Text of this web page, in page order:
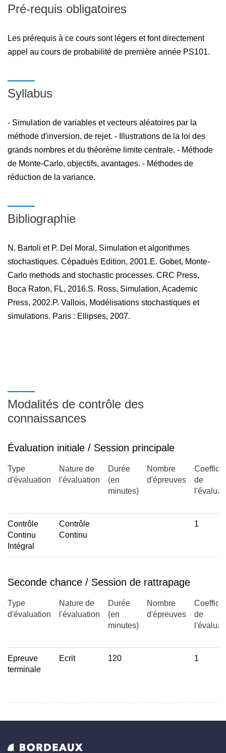
Les acquis d'apprentissage en termes de capacités,
aptitudes et attitudes attendues à l'issue des
Savoir construire des outils pour la simulation de modèles
aléatoires simples et calculer numériquement les éléments
probabilistes nécessaire à l'exploitation de ces modèles
(C1,N1).
Maitriser les techniques de Monte Carlo et leurs
implications au domaine de la simulation
Pré-requis obligatoires
Les prérequis à ce cours sont légers et font directement
appel au cours de probabilité de première année PS101.
Syllabus
- Simulation de variables et vecteurs aléatoires par la
méthode d'inversion, de rejet. - Illustrations de la loi des
grands nombres et du théorème limite centrale. - Méthode
de Monte-Carlo, objectifs, avantages. - Méthodes de
réduction de la variance.
Bibliographie
N. Bartoli et P. Del Moral, Simulation et algorithmes
stochastiques. Cépaduès Edition, 2001.E. Gobet, Monte-
Carlo methods and stochastic processes. CRC Press,
Boca Raton, FL, 2016.S. Ross, Simulation, Academic
Press, 2002.P. Vallois, Modélisations stochastiques et
simulations. Paris : Ellipses, 2007.
Modalités de contrôle des
connaissances
Évaluation initiale / Session principale
Type
d'évaluation
Nature de
l'évaluation
Durée
(en
minutes)
Nombre
d'épreuves
de
Contrôle
Continu
Intégral
Contrôle
Continu
1
Seconde chance / Session de rattrapage
Type
d'évaluation
Nature de
l'évaluation
Durée
(en
minutes)
Nombre
d'épreuves
de
Epreuve
terminale
Ecrit 120 1